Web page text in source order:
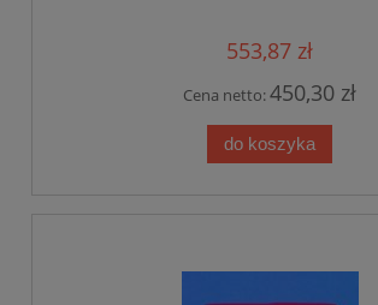
553,87 zł
Cena netto:450,30 zł
do koszyka